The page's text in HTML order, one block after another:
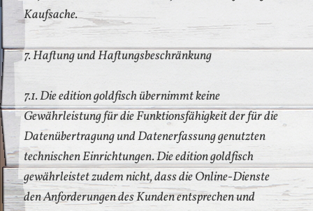
Kaufsache.
7. Haftung und Haftungsbeschränkung
7.1. Die edition goldfisch übernimmt keine
Gewährleistung für die Funktionsfähigkeit der für die
Datenübertragung und Datenerfassung genutzten
technischen Einrichtungen. Die edition goldfisch
gewährleistet zudem nicht, dass die Online-Dienste
den Anforderungen des Kunden entsprechen und